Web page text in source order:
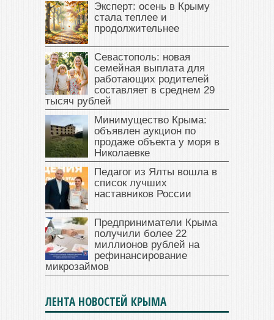
Эксперт: осень в Крыму
стала теплее и
продолжительнее
Севастополь: новая
семейная выплата для
работающих родителей
составляет в среднем 29
тысяч рублей
Минимущество Крыма:
объявлен аукцион по
продаже объекта у моря в
Николаевке
Педагог из Ялты вошла в
список лучших
наставников России
Предприниматели Крыма
получили более 22
миллионов рублей на
рефинансирование
микрозаймов
ЛЕНТА НОВОСТЕЙ КРЫМА